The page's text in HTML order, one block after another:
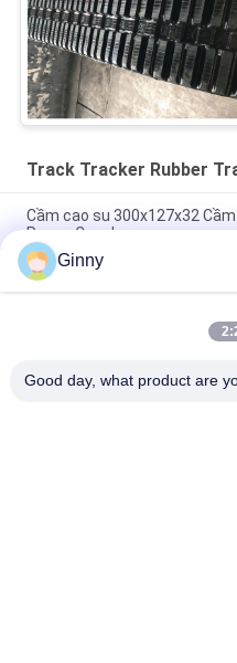
Track Tracker Rubber
Cầm cao su 300x127x32
Power Crawler
Đường cao su 350 x 52,5 x
Tb035
Máy xúc lật nhỏ gọn Theo
Ginny
Good day, what product are